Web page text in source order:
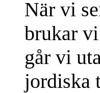
När vi
brukar
går vi
jordiska